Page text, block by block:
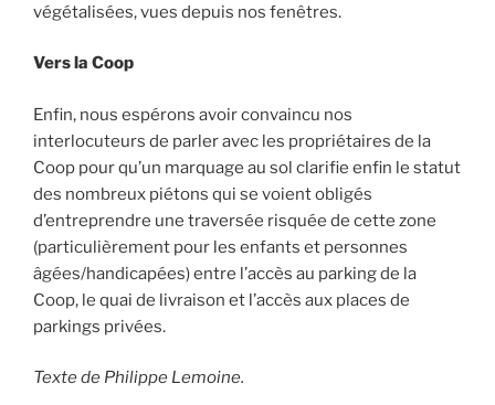
végétalisées, vues depuis nos fenêtres.
Vers la Coop
Enfin, nous espérons avoir convaincu nos
interlocuteurs de parler avec les propriétaires de la
Coop pour qu’un marquage au sol clarifie enfin le statut
des nombreux piétons qui se voient obligés
d’entreprendre une traversée risquée de cette zone
(particulièrement pour les enfants et personnes
âgées/handicapées) entre l’accès au parking de la
Coop, le quai de livraison et l’accès aux places de
parkings privées.
Texte de Philippe Lemoine.